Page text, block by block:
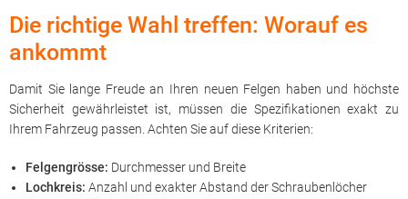
Die richtige Wahl treffen: Worauf es
ankommt
Damit Sie lange Freude an Ihren neuen Felgen haben und höchste
Sicherheit gewährleistet ist, müssen die Spezifikationen exakt zu
Ihrem Fahrzeug passen. Achten Sie auf diese Kriterien:
Felgengrösse: Durchmesser und Breite
Lochkreis: Anzahl und exakter Abstand der Schraubenlöcher